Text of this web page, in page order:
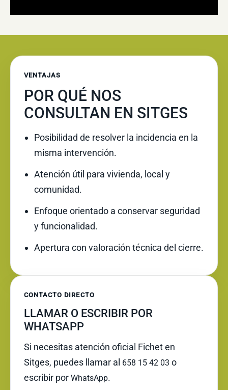
VENTAJAS
POR QUÉ NOS
CONSULTAN EN SITGES
Posibilidad de resolver la incidencia en la
misma intervención.
Atención útil para vivienda, local y
comunidad.
Enfoque orientado a conservar seguridad
y funcionalidad.
Apertura con valoración técnica del cierre.
CONTACTO DIRECTO
LLAMAR O ESCRIBIR POR
WHATSAPP
Si necesitas atención oficial Fichet en
Sitges, puedes llamar al 658 15 42 03 o
escribir por WhatsApp.